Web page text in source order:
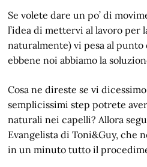
Se volete dare un po’ di
l’idea di mettervi al lavoro per
naturalmente) vi pesa al
ebbene noi abbiamo la
Cosa ne direste se vi
semplicissimi step potrete
naturali nei capelli? Allora
Evangelista di Toni&Guy, che
in un minuto tutto il